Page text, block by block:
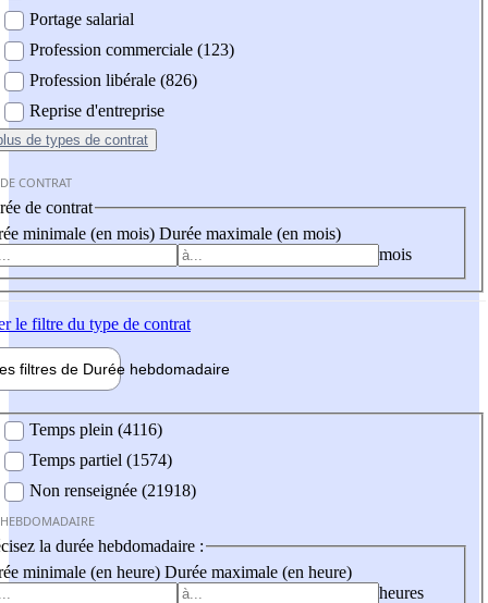
Portage salarial
Profession commerciale (123)
Profession libérale (826)
Reprise d'entreprise
de types de contrat
CONTRAT
de contrat
minimale (en mois) Durée maximale (en mois)
mois
le filtre du type de contrat
filtres de Durée hebdomadaire
Temps plein (4116)
Temps partiel (1574)
Non renseignée (21918)
la durée hebdomadaire :
minimale (en heure) Durée maximale (en heure)
heures